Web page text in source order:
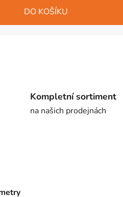
DO KOŠÍKU
Kompletní sortiment
na našich prodejnách